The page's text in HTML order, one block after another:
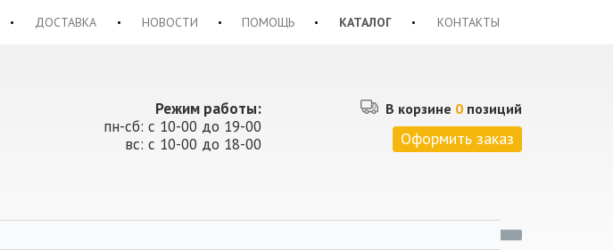
ДОСТАВКА НОВОСТИ ПОМОЩЬ КАТАЛОГ КОНТАКТЫ
Режим работы:
пн-сб: с 10-00 до 19-00
вс: с 10-00 до 18-00
В корзине 0 позиций
Оформить заказ